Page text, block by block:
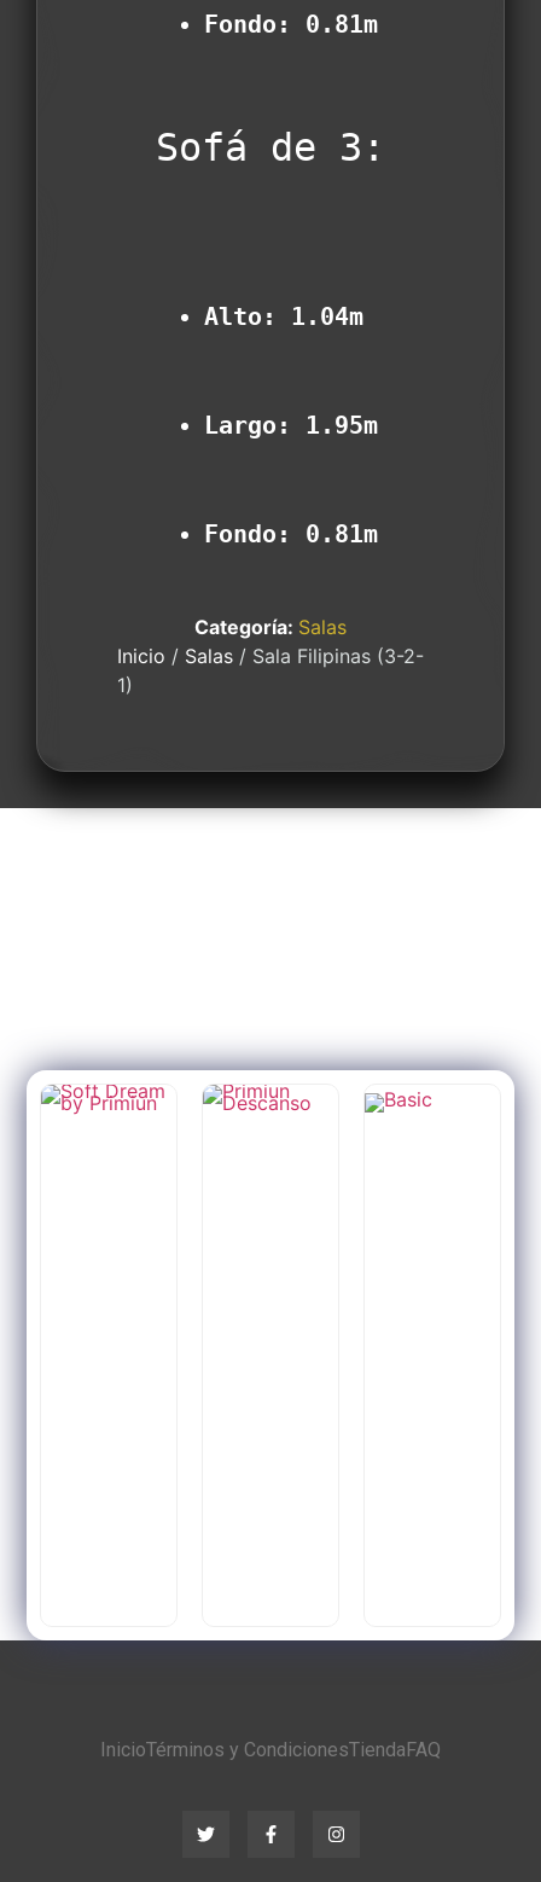
Fondo: 0.81m
Sofá de 3:
Alto: 1.04m
Largo: 1.95m
Fondo: 0.81m
Categoría: Salas
Inicio / Salas/ Sala Filipinas (3-2-
1)
InicioTérminos y CondicionesTiendaFAQ